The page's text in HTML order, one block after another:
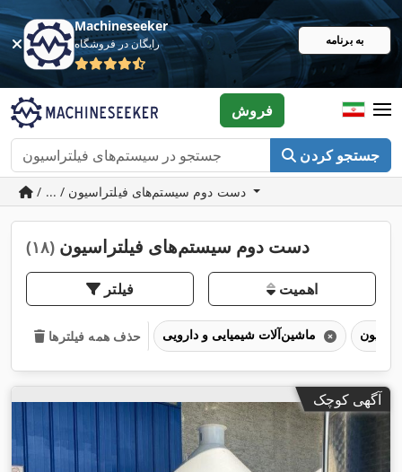
Machineseeker
رایگان در فروشگاه به برنامه
جستجو کردن
فروش
دست دوم سیستم‌های فیلتراسیون (۱۸)
فیلتر اهمیت
حذف همه فیلترها
آگهی کوچک